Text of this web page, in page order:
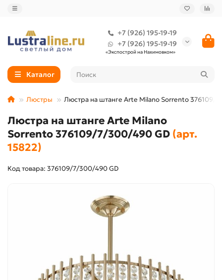
+7 (926) 195-19-19
+7 (926) 195-19-19
«Экспострой на Нахимовком»
Каталог
Люстры Люстра на штанге Arte Milano Sorrento 376109/
Люстра на штанге Arte Milano
Sorrento 376109/7/300/490 GD (арт.
15822)
Код товара: 376109/7/300/490 GD